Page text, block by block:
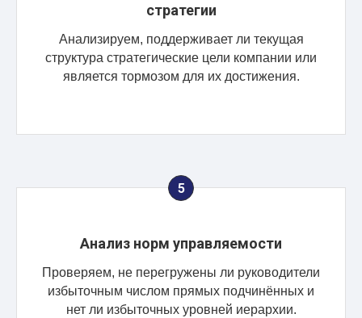
стратегии
Анализируем, поддерживает ли текущая
структура стратегические цели компании или
является тормозом для их достижения.
Анализ норм управляемости
Проверяем, не перегружены ли руководители
избыточным числом прямых подчинённых и
нет ли избыточных уровней иерархии.